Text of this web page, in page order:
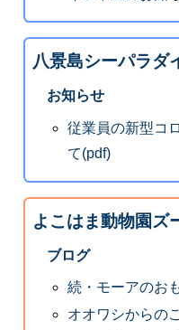
八景島シーパラダ
お知らせ
従業員の新型コ
て(pdf)
よこはま動物園ズ
ブログ
続・モーアのお
オオワシからの